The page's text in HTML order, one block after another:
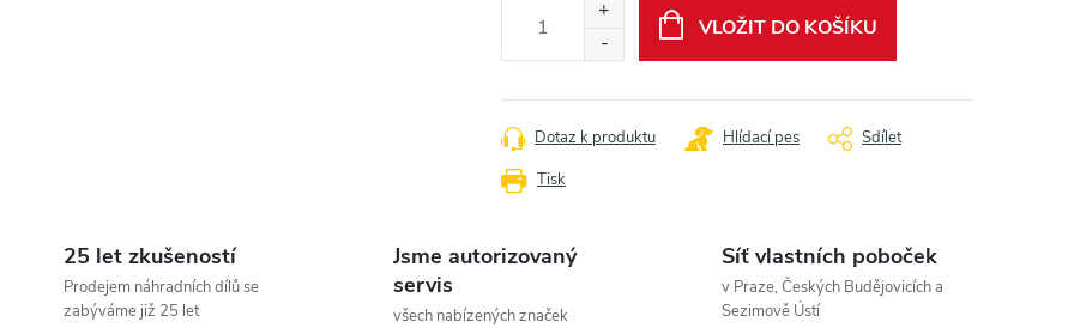
VLOŽIT DO KOŠÍKU
Tisk
Dotaz k produktu Hlídací pes Sdílet
25 let zkušeností
Prodejem náhradních dílů se
zabýváme již 25 let
Jsme autorizovaný
servis
všech nabízených značek
Síť vlastních poboček
v Praze, Českých Budějovicích a
Sezimově Ústí